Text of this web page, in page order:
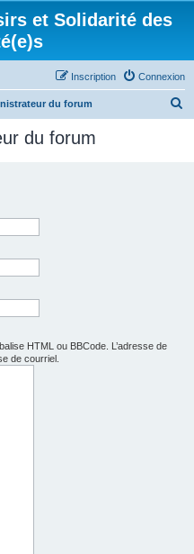
et Solidarité des
Connexion
Inscription
du forum
du forum
HTML ou BBCode. L’adresse de
de courriel.